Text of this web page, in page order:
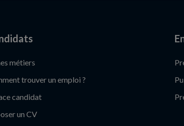
métiers
trouver un emploi ?
candidat
un CV